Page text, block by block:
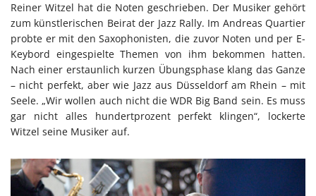
Reiner Witzel hat die Noten geschrieben. Der Musiker gehört
zum künstlerischen Beirat der Jazz Rally. Im Andreas Quartier
probte er mit den Saxophonisten, die zuvor Noten und per E-
Keybord eingespielte Themen von ihm bekommen hatten.
Nach einer erstaunlich kurzen Übungsphase klang das Ganze
– nicht perfekt, aber wie Jazz aus Düsseldorf am Rhein – mit
Seele. „Wir wollen auch nicht die WDR Big Band sein. Es muss
gar nicht alles hundertprozent perfekt klingen“, lockerte
Witzel seine Musiker auf.